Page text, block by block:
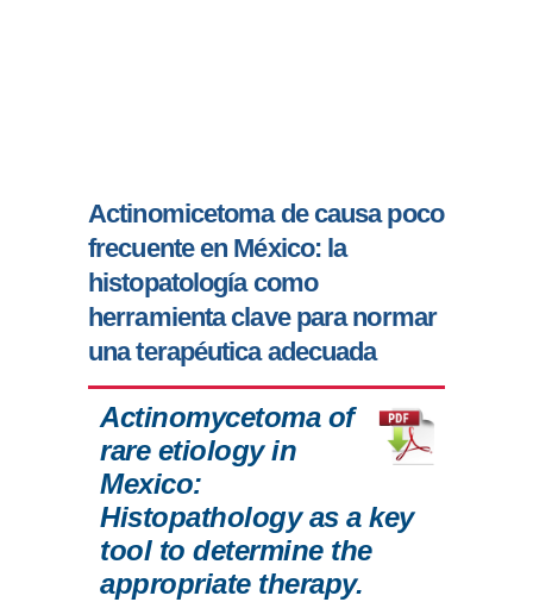
Actinomicetoma de causa poco
frecuente en México: la
histopatología como
herramienta clave para normar
una terapéutica adecuada
Actinomycetoma of
rare etiology in
Mexico:
Histopathology as a key
tool to determine the
appropriate therapy.